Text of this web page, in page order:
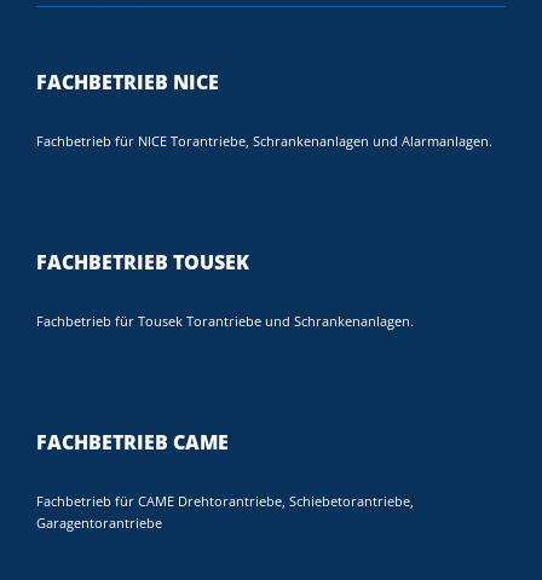
FACHBETRIEB NICE
Fachbetrieb für NICE Torantriebe, Schrankenanlagen und Alarmanlagen.
FACHBETRIEB TOUSEK
Fachbetrieb für Tousek Torantriebe und Schrankenanlagen.
FACHBETRIEB CAME
Fachbetrieb für CAME Drehtorantriebe, Schiebetorantriebe,
Garagentorantriebe